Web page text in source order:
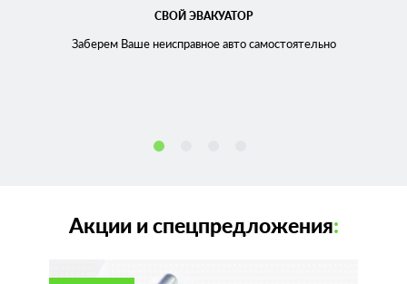
СВОЙ ЭВАКУАТОР
Заберем Ваше неисправноеавто самостоятельно
Акции и спецпредложения: